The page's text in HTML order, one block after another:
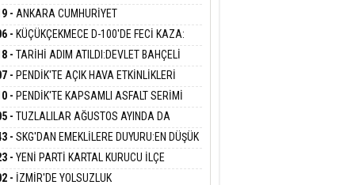
Ali Çölük
Satırın İçindeki İnsan
Kılıç
ATEŞE ATILAN VİCDAN
BAŞARSLAN
HİZMET VERİLDİ
- ANKARA CUMHURİYET
ÖZGÜR ÖZEL VE VELİ
HAKKINDA FEZLEKE
- KÜÇÜKÇEKMECE D-100'DE FECİ KAZA:
İETT OTOBÜSÜNE ÇARPTI 3 KİŞİ
KAYBETTİ
- TARİHİ ADIM ATILDI:DEVLET BAHÇELİ
TÜRKİYE' ÇERÇEVE YASA TEKLİFİNİ
- PENDİK'TE AÇIK HAVA ETKİNLİKLERİ
SİNEMASIYLA BAŞLADI
- PENDİK'TE KAPSAMLI ASFALT SERİMİ
- TUZLALILAR AĞUSTOS AYINDA DA
DOYACAK
- SKG'DAN EMEKLİLERE DUYURU:EN DÜŞÜK
AYLIĞI FARKLARI 7 AĞUSTOS'TA
GEÇİYOR
- YENİ PARTİ KARTAL KURUCU İLÇE
MERT POLAT OLDU
- İZMİR'DE YOLSUZLUK